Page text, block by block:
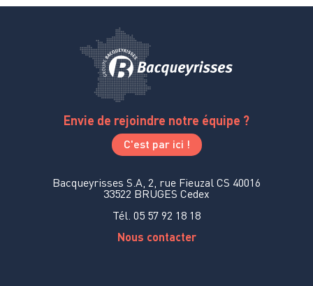
Envie de rejoindre notre équipe ?
C'est par ici !
Bacqueyrisses S.A, 2, rue Fieuzal CS 40016
33522 BRUGES Cedex
Tél. 05 57 92 18 18
Nous contacter